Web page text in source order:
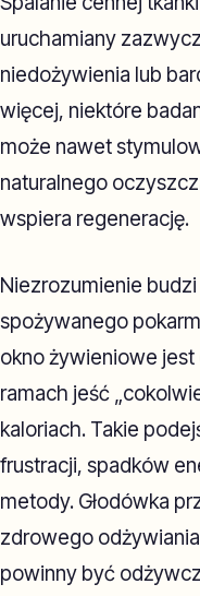
uruchamiany
niedożywienia lub
więcej, niektóre
może nawet
naturalnego
wspiera regenerację.
Niezrozumienie
spożywanego
okno żywieniowe
ramach jeść
kaloriach. Takie
frustracji, spadków
metody. Głodówka
zdrowego
powinny być